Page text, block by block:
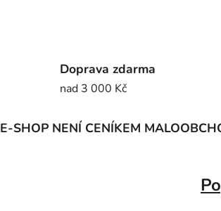
Doprava zdarma
nad 3 000 Kč
E-SHOP NENÍ CENÍKEM